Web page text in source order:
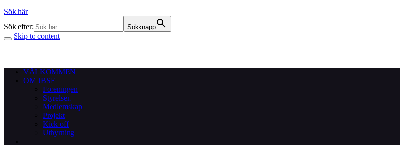
Sök här
Sök efter:
Sökknapp
Skip to content
VÄLKOMMEN
OM JBSF
Föreningen
Styrelsen
Medlemskap
Projekt
Kick off
Uthyrning